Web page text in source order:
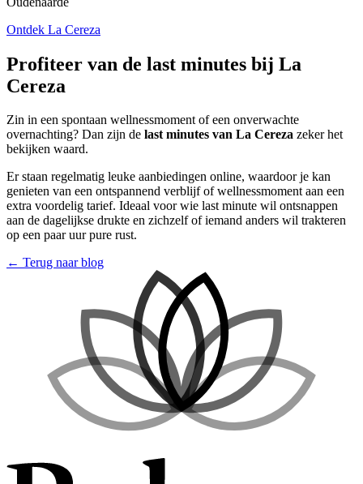
Ontdek La Cereza
Profiteer van de last minutes bij La
Cereza
Zin in een spontaan wellnessmoment of een onverwachte
overnachting? Dan zijn de last minutes van La Cereza zeker het
bekijken waard.
Er staan regelmatig leuke aanbiedingen online, waardoor je kan
genieten van een ontspannend verblijf of wellnessmoment aan een
extra voordelig tarief. Ideaal voor wie last minute wil ontsnappen
aan de dagelijkse drukte en zichzelf of iemand anders wil trakteren
op een paar uur pure rust.
← Terug naar blog